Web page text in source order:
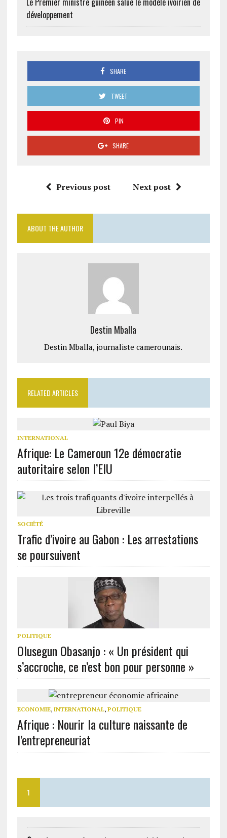
développement
SHARE
TWEET
PIN
SHARE
Previous post Next post
ABOUT THE AUTHOR
Destin Mballa
Destin Mballa, journaliste camerounais.
RELATED ARTICLES
INTERNATIONAL
Afrique: Le Cameroun 12e démocratie
autoritaire selon l’EIU
SOCIÉTÉ
Trafic d’ivoire au Gabon : Les arrestations
se poursuivent
POLITIQUE
Olusegun Obasanjo : « Un président qui
s’accroche, ce n’est bon pour personne »
ECONOMIE, INTERNATIONAL, POLITIQUE
Afrique : Nourir la culture naissante de
l’entrepreneuriat
1